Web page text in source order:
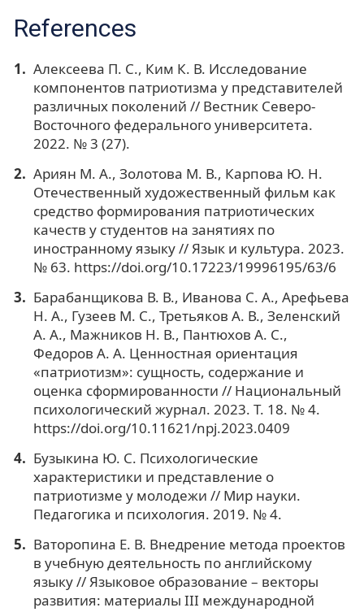
References
Алексеева П. С., Ким К. В. Исследование
компонентов патриотизма у представителей
различных поколений // Вестник Северо-
Восточного федерального университета.
2022. № 3 (27).
Ариян М. А., Золотова М. В., Карпова Ю. Н.
Отечественный художественный фильм как
средство формирования патриотических
качеств у студентов на занятиях по
иностранному языку // Язык и культура. 2023.
№ 63. https://doi.org/10.17223/19996195/63/6
Барабанщикова В. В., Иванова С. А., Арефьева
Н. А., Гузеев М. С., Третьяков А. В., Зеленский
А. А., Мажников Н. В., Пантюхов А. С.,
Федоров А. А. Ценностная ориентация
«патриотизм»: сущность, содержание и
оценка сформированности // Национальный
психологический журнал. 2023. Т. 18. № 4.
https://doi.org/10.11621/npj.2023.0409
Бузыкина Ю. С. Психологические
характеристики и представление о
патриотизме у молодежи // Мир науки.
Педагогика и психология. 2019. № 4.
Ваторопина Е. В. Внедрение метода проектов
в учебную деятельность по английскому
языку // Языковое образование – векторы
развития: материалы III международной